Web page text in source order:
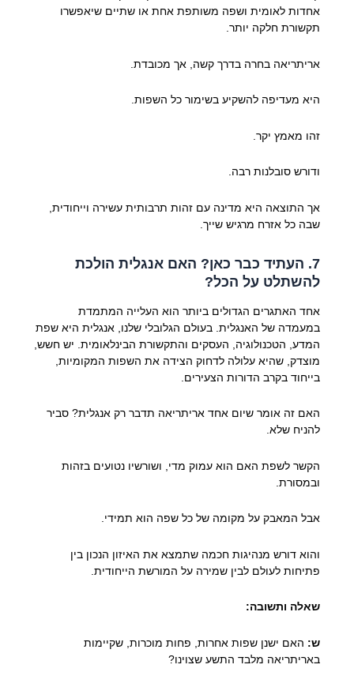
אחדות לאומית ושפה משותפת אחת או שתיים שיאפשרו
תקשורת חלקה יותר.
אריתריאה בחרה בדרך קשה, אך מכובדת.
היא מעדיפה להשקיע בשימור כל השפות.
זהו מאמץ יקר.
ודורש סובלנות רבה.
אך התוצאה היא מדינה עם זהות תרבותית עשירה וייחודית,
שבה כל אזרח מרגיש שייך.
7. העתיד כבר כאן? האם אנגלית הולכת
להשתלט על הכל?
אחד האתגרים הגדולים ביותר הוא העלייה המתמדת
במעמדה של האנגלית. בעולם הגלובלי שלנו, אנגלית היא שפת
המדע, הטכנולוגיה, העסקים והתקשורת הבינלאומית. יש חשש,
מוצדק, שהיא עלולה לדחוק הצידה את השפות המקומיות,
בייחוד בקרב הדורות הצעירים.
האם זה אומר שיום אחד אריתריאה תדבר רק אנגלית? סביר
להניח שלא.
הקשר לשפת האם הוא עמוק מדי, ושורשיו נטועים בזהות
ובמסורת.
אבל המאבק על מקומה של כל שפה הוא תמידי.
והוא דורש מנהיגות חכמה שתמצא את האיזון הנכון בין
פתיחות לעולם לבין שמירה על המורשת הייחודית.
שאלה ותשובה:
ש: האם ישנן שפות אחרות, פחות מוכרות, שקיימות
באריתריאה מלבד התשע שצוינו?